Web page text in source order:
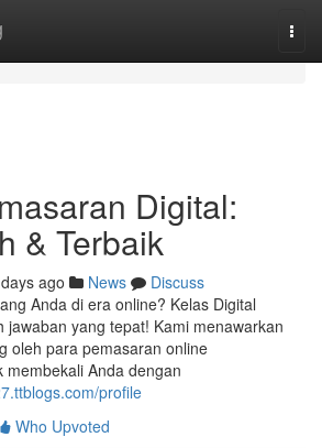
Digital:
& Terbaik
ago News
Discuss
Anda di era online? Kelas Digital
jawaban yang tepat! Kami menawarkan
oleh para pemasaran online
Anda dengan
profile
Who Upvoted